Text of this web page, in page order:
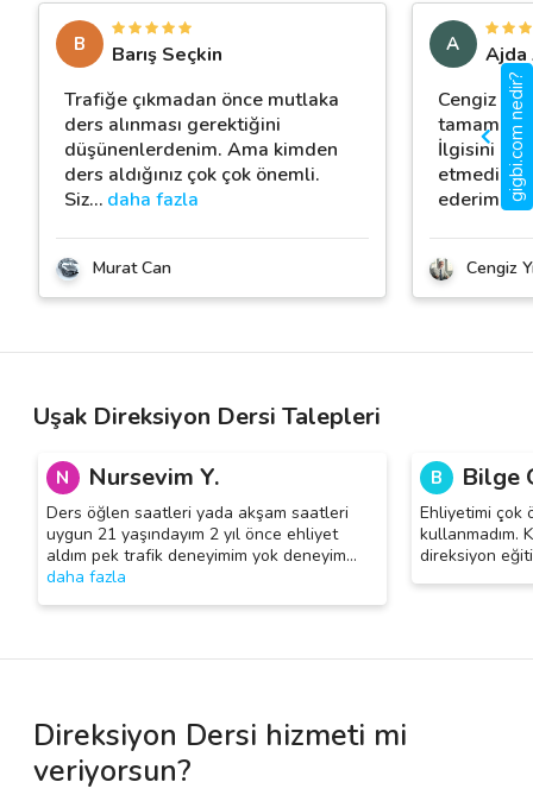
B
Barış Seçkin
Trafiğe çıkmadan önce mutlaka
ders alınması gerektiğini
düşünenlerdenim. Ama kimden
ders aldığınız çok çok önemli.
Siz… daha fazla
Murat Can
A
Ajda
Cengiz
İlgisini
etmedi.
ederim.
Cengiz
Uşak Direksiyon Dersi Talepleri
N Nursevim Y.
Ders öğlen saatleri yada akşam saatleri
uygun 21 yaşındayım 2 yıl önce ehliyet
aldım pek trafik deneyimim yok deneyim…
daha fazla
B Bilge
Ehliyetimi çok
kullanmadım.
direksiyon
Direksiyon Dersi hizmeti mi
veriyorsun?
gigbi.com nedir?